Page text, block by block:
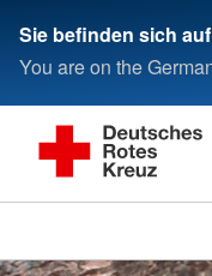
Sie befinden sich
You are on the